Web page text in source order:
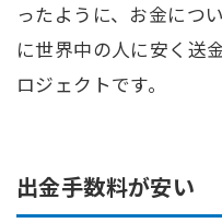
ったように、お金につ
に世界中の人に安く送
ロジェクトです。
出金手数料が安い